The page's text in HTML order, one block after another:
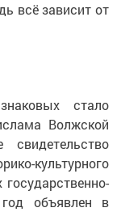
всё зависит от
стало
Волжской
культурного
год объявлен в